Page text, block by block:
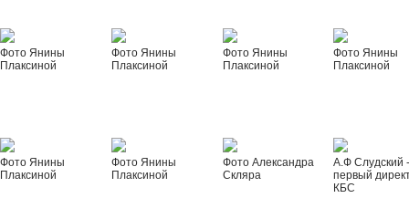
Фото Янины
Плаксиной
Фото Янины
Плаксиной
Фото Янины
Плаксиной
Фото Янины
Плаксиной
Фото Янины
Плаксиной
Фото Янины
Плаксиной
Фото Александра
Скляра
А.Ф Слудский
первый
КБС